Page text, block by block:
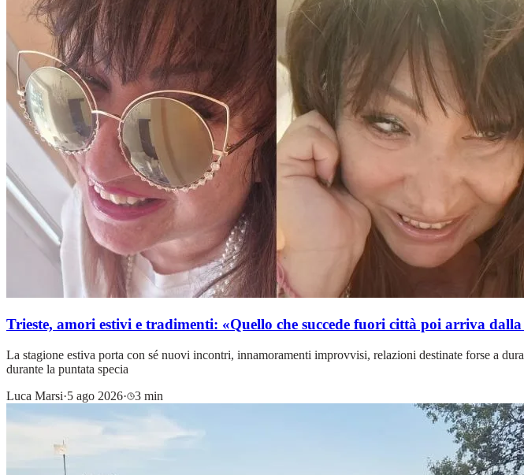
Trieste, amori estivi e tradimenti: «Quello che succede fuori città poi arriva
La stagione estiva porta con sé nuovi incontri, innamoramenti improvvisi, relazioni destinate forse a
durante la puntata specia
Luca Marsi·5 ago 2026· 3 min